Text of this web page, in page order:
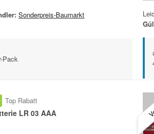
Sonderpreis-Baumarkt
Pack
Top Rabatt
LR 03 AAA